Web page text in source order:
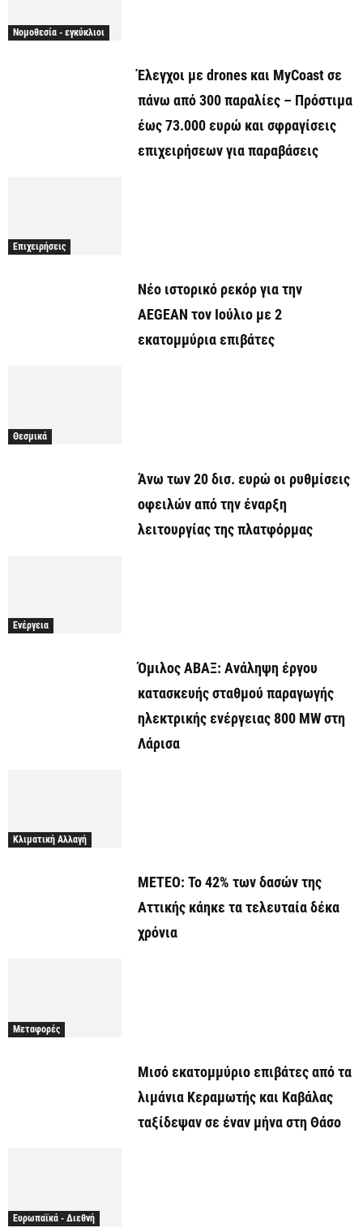
Νομοθεσία - εγκύκλιοι
Έλεγχοι με drones και MyCoast σε
πάνω από 300 παραλίες – Πρόστιμα
έως 73.000 ευρώ και σφραγίσεις
επιχειρήσεων για παραβάσεις
Επιχειρήσεις
Νέο ιστορικό ρεκόρ για την
AEGEAN τον Ιούλιο με 2
εκατομμύρια επιβάτες
Θεσμικά
Άνω των 20 δισ. ευρώ οι ρυθμίσεις
οφειλών από την έναρξη
λειτουργίας της πλατφόρμας
Ενέργεια
Όμιλος ΑΒΑΞ: Ανάληψη έργου
κατασκευής σταθμού παραγωγής
ηλεκτρικής ενέργειας 800 ΜW στη
Λάρισα
Κλιματική Αλλαγή
ΜΕΤΕΟ: Το 42% των δασών της
Αττικής κάηκε τα τελευταία δέκα
χρόνια
Μεταφορές
Μισό εκατομμύριο επιβάτες από τα
λιμάνια Κεραμωτής και Καβάλας
ταξίδεψαν σε έναν μήνα στη Θάσο
Ευρωπαϊκά - Διεθνή